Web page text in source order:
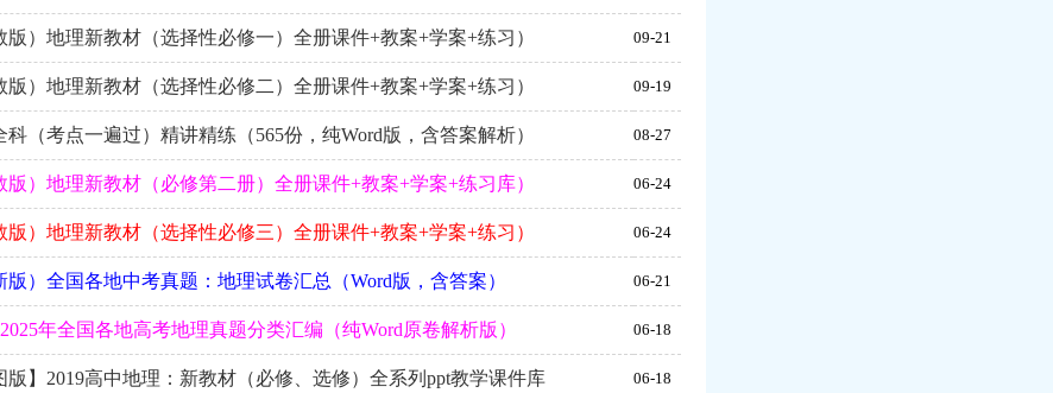
版）地理新教材（选择性必修一）全册课件+教案+学案+练习） 09-21
版）地理新教材（选择性必修二）全册课件+教案+学案+练习） 09-19
科（考点一遍过）精讲精练（565份，纯Word版，含答案解析） 08-27
版）地理新教材（必修第二册）全册课件+教案+学案+练习库） 06-24
版）地理新教材（选择性必修三）全册课件+教案+学案+练习） 06-24
版）全国各地中考真题：地理试卷汇总（Word版，含答案） 06-21
年全国各地高考地理真题分类汇编（纯Word原卷解析版） 06-18
版】2019高中地理：新教材（必修、选修）全系列ppt教学课件库 06-18